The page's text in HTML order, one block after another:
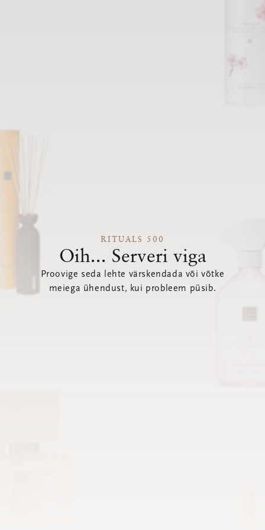
RITUALS 500
Oih... Serveri viga
Proovige seda lehte värskendada või võtke
meiega ühendust, kui probleem püsib.